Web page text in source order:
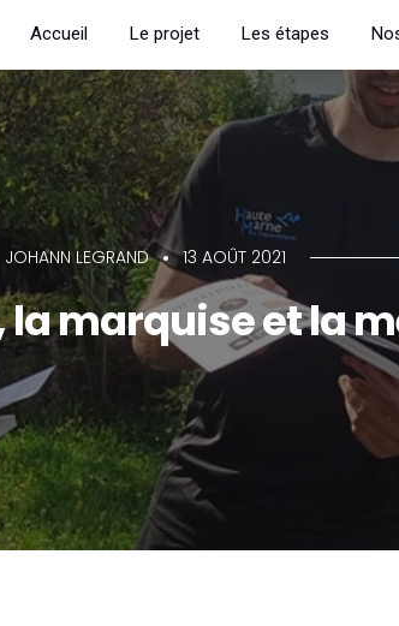
Accueil Le projet Les étapes
JOHANN LEGRAND 13 AOÛT 2021
la marquise et la